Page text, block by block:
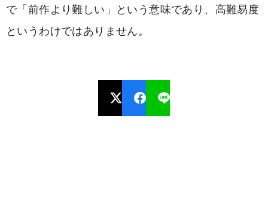
で「前作より難しい」という意味であり、高難易度
というわけではありません。